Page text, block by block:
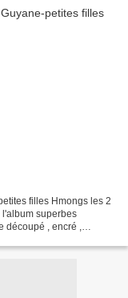
filles Hmongs les 2
superbes
, encré ,